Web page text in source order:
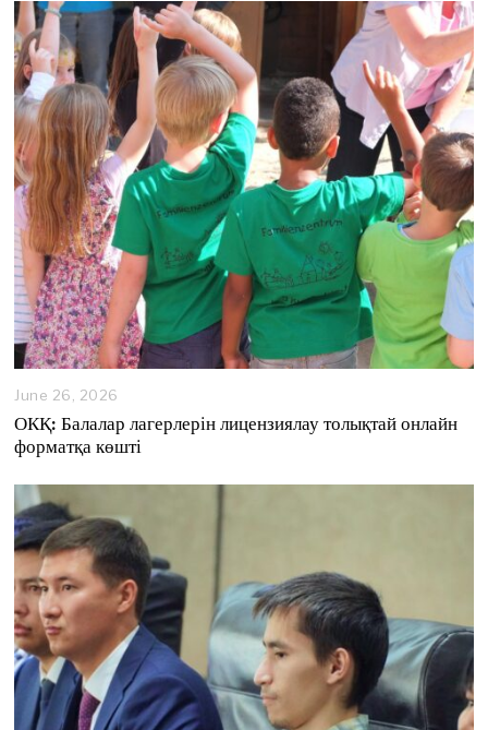
,
0
2
6
June 26, 2026
n
e
,
2
0
2
6
ОКҚ: Балалар лагерлерін лицензиялау толықтай онлайн
форматқа көшті